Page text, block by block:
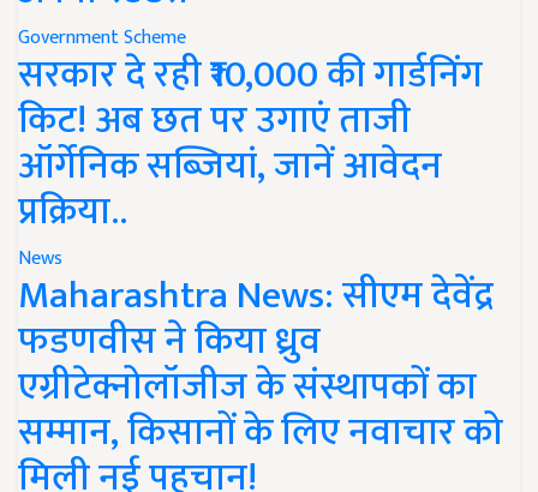
Government Scheme
सरकार दे रही ₹10,000 की गार्डनिंग
किट! अब छत पर उगाएं ताजी
ऑर्गेनिक सब्जियां, जानें आवेदन
प्रक्रिया..
News
Maharashtra News: सीएम देवेंद्र
फडणवीस ने किया ध्रुव
एग्रीटेक्नोलॉजीज के संस्थापकों का
सम्मान, किसानों के लिए नवाचार को
मिली नई पहचान!